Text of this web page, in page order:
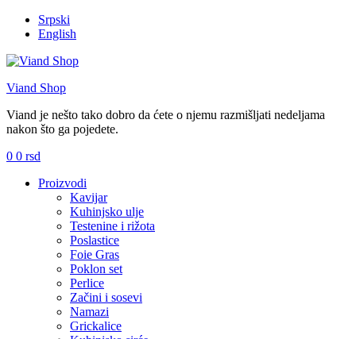
Srpski
English
Viand Shop
Viand je nešto tako dobro da ćete o njemu razmišljati nedeljama
nakon što ga pojedete.
0 0 rsd
Proizvodi
Kavijar
Kuhinjsko ulje
Testenine i rižota
Poslastice
Foie Gras
Poklon set
Perlice
Začini i sosevi
Namazi
Grickalice